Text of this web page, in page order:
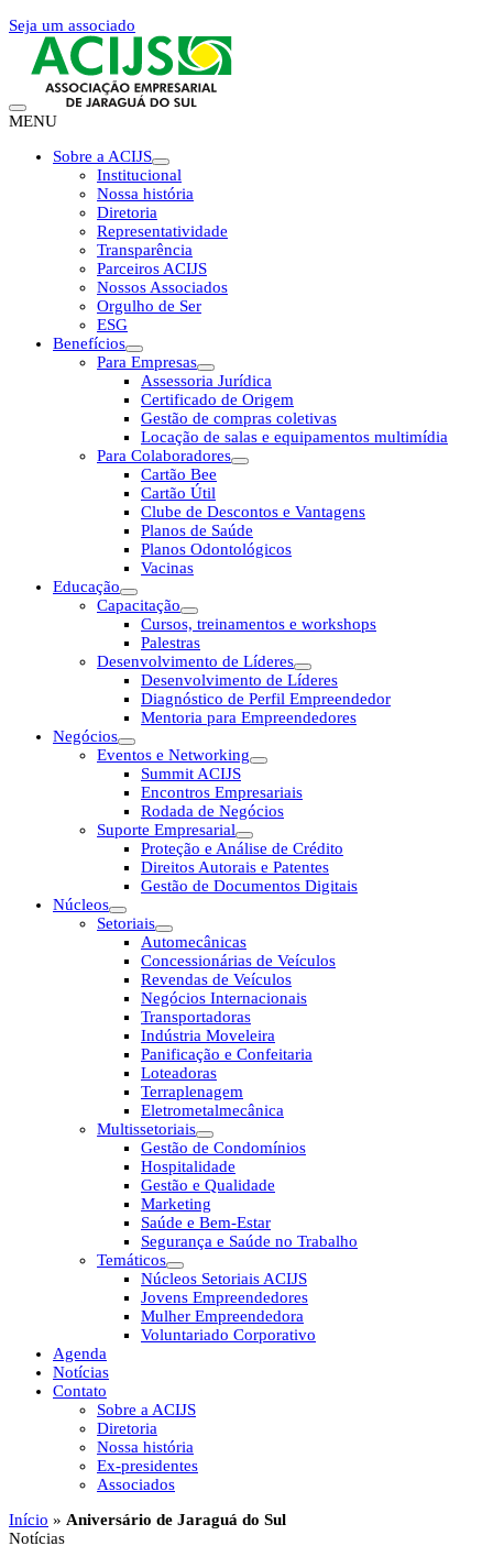
Seja um associado
MENU
Sobre a ACIJS
Institucional
Nossa história
Diretoria
Representatividade
Transparência
Parceiros ACIJS
Nossos Associados
Orgulho de Ser
ESG
Benefícios
Para Empresas
Assessoria Jurídica
Certificado de Origem
Gestão de compras coletivas
Locação de salas e equipamentos multimídia
Para Colaboradores
Cartão Bee
Cartão Útil
Clube de Descontos e Vantagens
Planos de Saúde
Planos Odontológicos
Vacinas
Educação
Capacitação
Cursos, treinamentos e workshops
Palestras
Desenvolvimento de Líderes
Desenvolvimento de Líderes
Diagnóstico de Perfil Empreendedor
Mentoria para Empreendedores
Negócios
Eventos e Networking
Summit ACIJS
Encontros Empresariais
Rodada de Negócios
Suporte Empresarial
Proteção e Análise de Crédito
Direitos Autorais e Patentes
Gestão de Documentos Digitais
Núcleos
Setoriais
Automecânicas
Concessionárias de Veículos
Revendas de Veículos
Negócios Internacionais
Transportadoras
Indústria Moveleira
Panificação e Confeitaria
Loteadoras
Terraplenagem
Eletrometalmecânica
Multissetoriais
Gestão de Condomínios
Hospitalidade
Gestão e Qualidade
Marketing
Saúde e Bem-Estar
Segurança e Saúde no Trabalho
Temáticos
Núcleos Setoriais ACIJS
Jovens Empreendedores
Mulher Empreendedora
Voluntariado Corporativo
Agenda
Notícias
Contato
Sobre a ACIJS
Diretoria
Nossa história
Ex-presidentes
Associados
Início » Aniversário de Jaraguá do Sul
Notícias